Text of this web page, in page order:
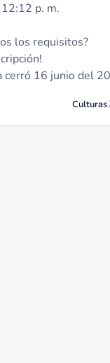
p. m.
los requisitos?
cerró 16 junio del
Culturas